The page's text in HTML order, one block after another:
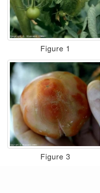
Figure 1
Figure 3